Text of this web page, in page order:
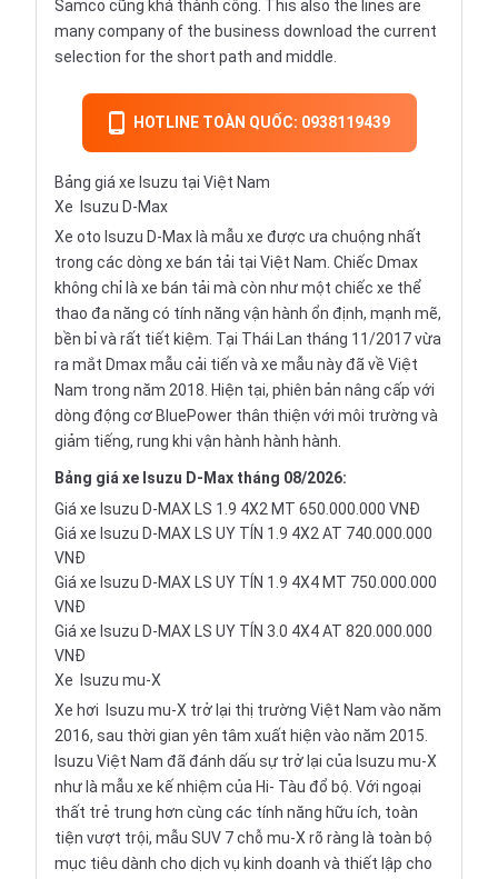
Samco cũng khá thành công. This also the lines are
many company of the business download the current
selection for the short path and middle.
HOTLINE TOÀN QUỐC: 0938119439
Bảng giá xe Isuzu tại Việt Nam
Xe
Isuzu D-Max
Xe oto Isuzu D-Max là mẫu xe được ưa chuộng nhất
trong các dòng xe bán tải tại Việt Nam. Chiếc Dmax
không chỉ là xe bán tải mà còn như một chiếc xe thể
thao đa năng có tính năng vận hành ổn định, mạnh mẽ,
bền bỉ và rất tiết kiệm. Tại Thái Lan tháng 11/2017 vừa
ra mắt Dmax mẫu cải tiến và xe mẫu này đã về Việt
Nam trong năm 2018. Hiện tại, phiên bản nâng cấp với
dòng động cơ BluePower thân thiện với môi trường và
giảm tiếng, rung khi vận hành hành hành.
Bảng giá xe Isuzu D-Max tháng 08/2026:
Giá xe Isuzu D-MAX LS 1.9 4X2 MT 650.000.000 VNĐ
Giá xe Isuzu D-MAX LS UY TÍN 1.9 4X2 AT 740.000.000
VNĐ
Giá xe Isuzu D-MAX LS UY TÍN 1.9 4X4 MT 750.000.000
VNĐ
Giá xe Isuzu D-MAX LS UY TÍN 3.0 4X4 AT 820.000.000
VNĐ
Xe
Isuzu mu-X
Xe hơi
Isuzu mu-X trở lại thị trường Việt Nam vào năm
2016, sau thời gian yên tâm xuất hiện vào năm 2015.
Isuzu Việt Nam đã đánh dấu sự trở lại của Isuzu mu-X
như là mẫu xe kế nhiệm của Hi- Tàu đổ bộ. Với ngoại
thất trẻ trung hơn cùng các tính năng hữu ích, toàn
tiện vượt trội, mẫu SUV 7 chỗ mu-X rõ ràng là toàn bộ
mục tiêu dành cho dịch vụ kinh doanh và thiết lập cho